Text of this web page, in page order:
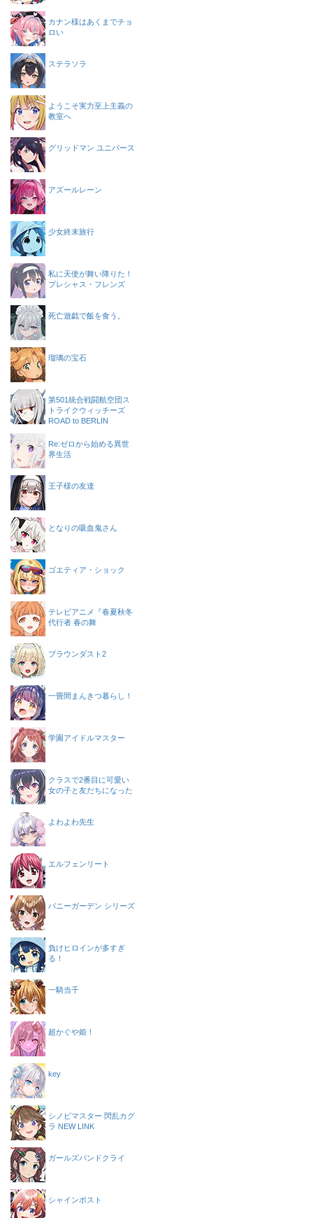
カナン様はあくまでチョ
ロい
ステラソラ
ようこそ実力至上主義の
教室へ
グリッドマン ユニバース
アズールレーン
少女終末旅行
私に天使が舞い降りた！
プレシャス・フレンズ
死亡遊戯で飯を食う。
瑠璃の宝石
第501統合戦闘航空団ス
トライクウィッチーズ
ROAD to BERLIN
Re:ゼロから始める異世
界生活
王子様の友達
となりの吸血鬼さん
ゴエティア・ショック
テレビアニメ『春夏秋冬
代行者 春の舞
ブラウンダスト2
一畳間まんきつ暮らし！
学園アイドルマスター
クラスで2番目に可愛い
女の子と友だちになった
よわよわ先生
エルフェンリート
バニーガーデン シリーズ
負けヒロインが多すぎ
る！
一騎当千
超かぐや姫！
key
シノビマスター 閃乱カグ
ラ NEW LINK
ガールズバンドクライ
シャインポスト